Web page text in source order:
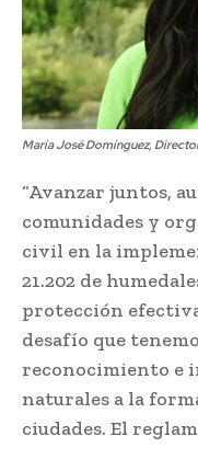
María José Domínguez,
“Avanzar juntos,
comunidades y
civil en la
21.202 de
protección
desafío que
reconocimiento e
naturales a la
ciudades. El